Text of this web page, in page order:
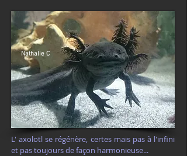
Nathalie C
L' axolotl se régénère, certes mais pas à l'infini
et pas toujours de façon harmonieuse...